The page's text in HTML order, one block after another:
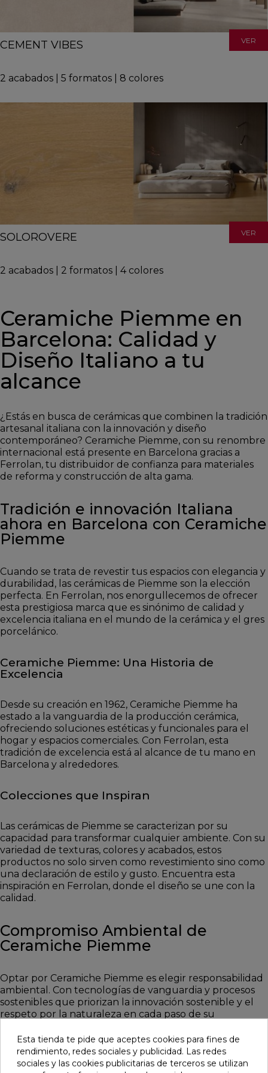
CEMENT VIBES VER
2 acabados 5 formatos 8 colores
SOLOROVERE VER
2 acabados 2 formatos 4 colores
Ceramiche Piemme en
Barcelona: Calidad y
Diseño Italiano a tu
alcance
¿Estás en busca de cerámicas que combinen la tradición
artesanal italiana con la innovación y diseño
contemporáneo? Ceramiche Piemme, con su renombre
internacional está presente en Barcelona gracias a
Ferrolan, tu distribuidor de confianza para materiales
de reforma y construcción de alta gama.
Tradición e innovación Italiana
ahora en Barcelona con Ceramiche
Piemme
Cuando se trata de revestir tus espacios con elegancia y
durabilidad, las cerámicas de Piemme son la elección
perfecta. En Ferrolan, nos enorgullecemos de ofrecer
esta prestigiosa marca que es sinónimo de calidad y
excelencia italiana en el mundo de la cerámica y el gres
porcelánico.
Ceramiche Piemme: Una Historia de
Excelencia
Desde su creación en 1962, Ceramiche Piemme ha
estado a la vanguardia de la producción cerámica,
ofreciendo soluciones estéticas y funcionales para el
hogar y espacios comerciales. Con Ferrolan, esta
tradición de excelencia está al alcance de tu mano en
Barcelona y alrededores.
Colecciones que Inspiran
Las cerámicas de Piemme se caracterizan por su
capacidad para transformar cualquier ambiente. Con su
variedad de texturas, colores y acabados, estos
productos no solo sirven como revestimiento sino como
una declaración de estilo y gusto. Encuentra esta
inspiración en Ferrolan, donde el diseño se une con la
calidad.
Compromiso Ambiental de
Ceramiche Piemme
Optar por Ceramiche Piemme es elegir responsabilidad
ambiental. Con tecnologías de vanguardia y procesos
sostenibles que priorizan la innovación sostenible y el
respeto por la naturaleza en cada paso de su
disposición productos que cuidan el planeta. La
sostenibilidad es parte integral de la filosofía de
Piemme, reflejada en cada azulejo que ofrecemos.
Esta tienda te pide que aceptes cookies para fines de
rendimiento, redes sociales y publicidad. Las redes
sociales y las cookies publicitarias de terceros se utilizan